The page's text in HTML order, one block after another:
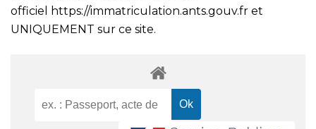
officiel
https://immatriculation.ants.gouv.fr et
UNIQUEMENT sur ce site.